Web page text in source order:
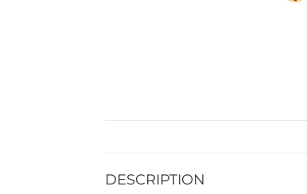
DESCRIPTION